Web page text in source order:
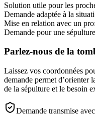
Solution utile pour les
Demande adaptée à la
Mise en relation avec un
Demande pour une
Parlez-nous de la
Laissez vos coordonnées
demande permet d’orienter
de la sépulture et le besoin
Demande transmise